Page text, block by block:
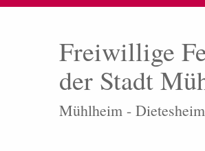
Freiwillige
der Stadt
Mühlheim -